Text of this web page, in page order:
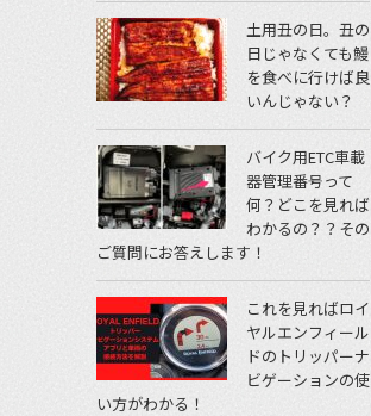
土用丑の日。丑の
日じゃなくても鰻
を食べに行けば良
いんじゃない？
バイク用ETC車載
器管理番号って
何？どこを見れば
わかるの？？その
ご質問にお答えします！
これを見ればロイ
ヤルエンフィール
ドのトリッパーナ
ビゲーションの使
い方がわかる！